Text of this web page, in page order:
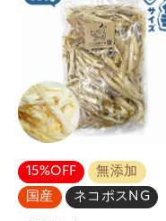
15%OFF
無添加
国産
ネコポスNG